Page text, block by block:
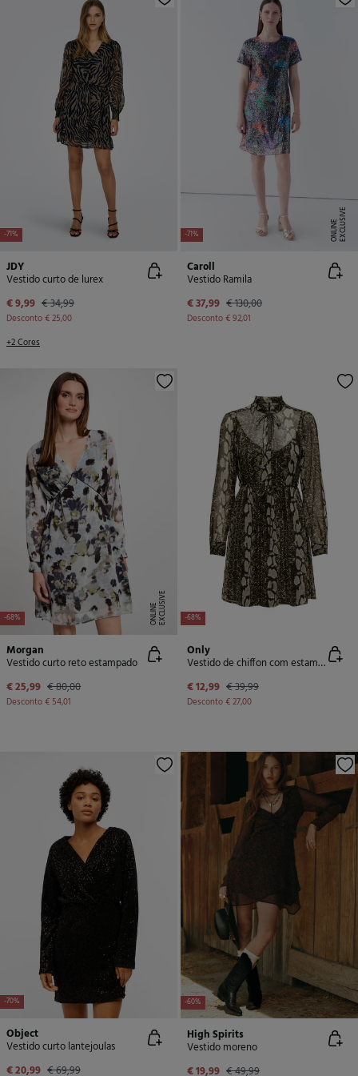
-71%
JDY
Vestido curto de lurex
€ 9,99 € 34,99
Desconto€ 25,00
+2 Cores
-71% E
X
C
L
U
SI
V
E
O
N
LI
N
E
Caroll
Vestido Ramila
€ 37,99 € 130,00
Desconto€ 92,01
-68% E
X
C
L
U
SI
V
E
O
N
LI
N
E
Morgan
Vestido curto reto estampado
€ 25,99 € 80,00
Desconto€ 54,01
-68%
Only
Vestido de chiffon com estampa animal
€ 12,99 € 39,99
Desconto€ 27,00
-70%
Object
Vestido curto lantejoulas
€ 20,99 € 69,99
-60%
High Spirits
Vestido moreno
€ 19,99 € 49,99